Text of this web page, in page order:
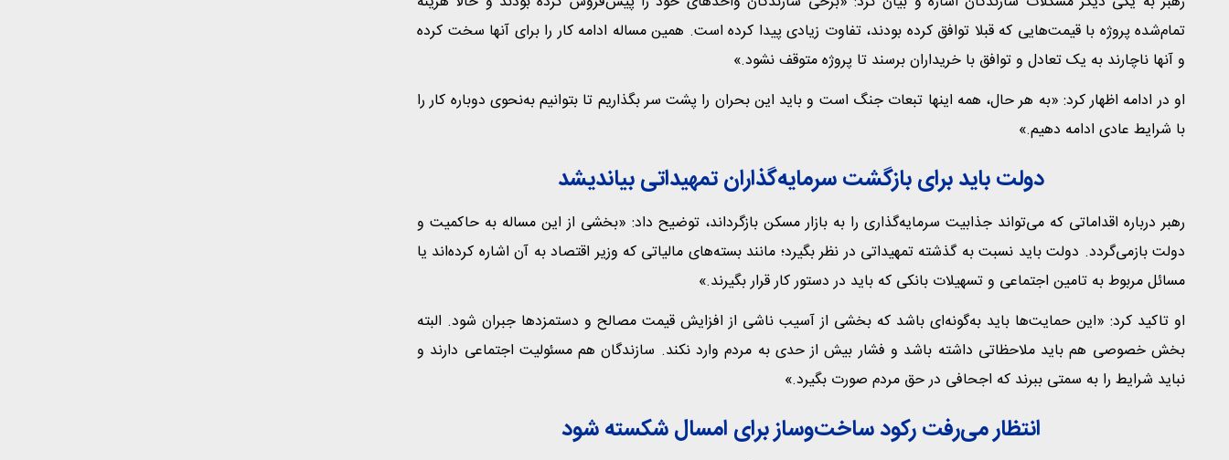
تمام‌شده پروژه با قیمت‌هایی که قبلا توافق کرده بودند، تفاوت زیادی پیدا کرده است. همین مساله ادامه کار را برای آنها سخت کرده
و آنها ناچارند به یک تعادل و توافق با خریداران برسند تا پروژه متوقف نشود.»
او در ادامه اظهار کرد: «به هر حال، همه اینها تبعات جنگ است و باید این بحران را پشت سر بگذاریم تا بتوانیم به‌نحوی دوباره کار را
با شرایط عادی ادامه دهیم.»
دولت باید برای بازگشت سرمایه‌گذاران تمهیداتی بیاندیشد
رهبر درباره اقداماتی که می‌تواند جذابیت سرمایه‌گذاری را به بازار مسکن بازگرداند، توضیح داد: «بخشی از این مساله به حاکمیت و
دولت بازمی‌گردد. دولت باید نسبت به گذشته تمهیداتی در نظر بگیرد؛ مانند بسته‌های مالیاتی که وزیر اقتصاد به آن اشاره کرده‌اند یا
مسائل مربوط به تامین اجتماعی و تسهیلات بانکی که باید در دستور کار قرار بگیرند.»
او تاکید کرد: «این حمایت‌ها باید به‌گونه‌ای باشد که بخشی از آسیب ناشی از افزایش قیمت مصالح و دستمزدها جبران شود. البته
بخش خصوصی هم باید ملاحظاتی داشته باشد و فشار بیش از حدی به مردم وارد نکند. سازندگان هم مسئولیت اجتماعی دارند و
نباید شرایط را به سمتی ببرند که اجحافی در حق مردم صورت بگیرد.»
انتظار می‌رفت رکود ساخت‌وساز برای امسال شکسته شود